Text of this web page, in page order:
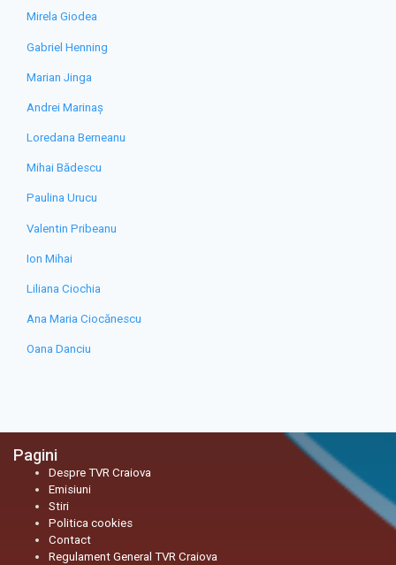
Mirela Giodea
Gabriel Henning
Marian Jinga
Andrei Marinaș
Loredana Berneanu
Mihai Bădescu
Paulina Urucu
Valentin Pribeanu
Ion Mihai
Liliana Ciochia
Ana Maria Ciocănescu
Oana Danciu
Pagini
Despre TVR Craiova
Emisiuni
Stiri
Politica cookies
Contact
Regulament General TVR Craiova